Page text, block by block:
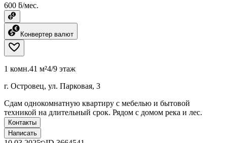
600 ƃ/мес.
Конвертер валют
1 комн.41 м²4/9 этаж
г. Островец, ул. Парковая, 3
Сдам однокомнатную квартиру с мебелью и бытовой
техникой на длительный срок. Рядом с домом река и лес.
Контакты
Написать